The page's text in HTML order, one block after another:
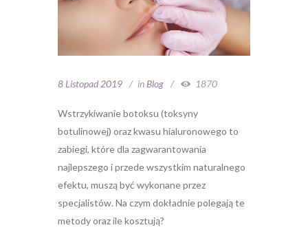
8 Listopad 2019 in Blog 1870
Wstrzykiwanie botoksu (toksyny
botulinowej) oraz kwasu hialuronowego to
zabiegi, które dla zagwarantowania
najlepszego i przede wszystkim naturalnego
efektu, muszą być wykonane przez
specjalistów. Na czym dokładnie polegają te
metody oraz ile kosztują?